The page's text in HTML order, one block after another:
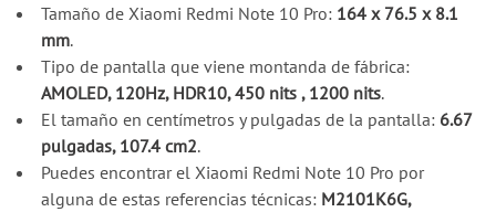
Tamaño de Xiaomi Redmi Note 10 Pro: 164 x 76.5 x 8.1
mm.
Tipo de pantalla que viene montanda de fábrica:
AMOLED, 120Hz, HDR10, 450 nits , 1200 nits.
El tamaño en centímetros y pulgadas de la pantalla: 6.67
pulgadas, 107.4 cm2.
Puedes encontrar el Xiaomi Redmi Note 10 Pro por
alguna de estas referencias técnicas: M2101K6G,